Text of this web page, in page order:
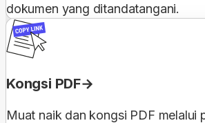
dokumen yang ditandatangani.
Kongsi PDF
Muat naik dan kongsi PDF melalui